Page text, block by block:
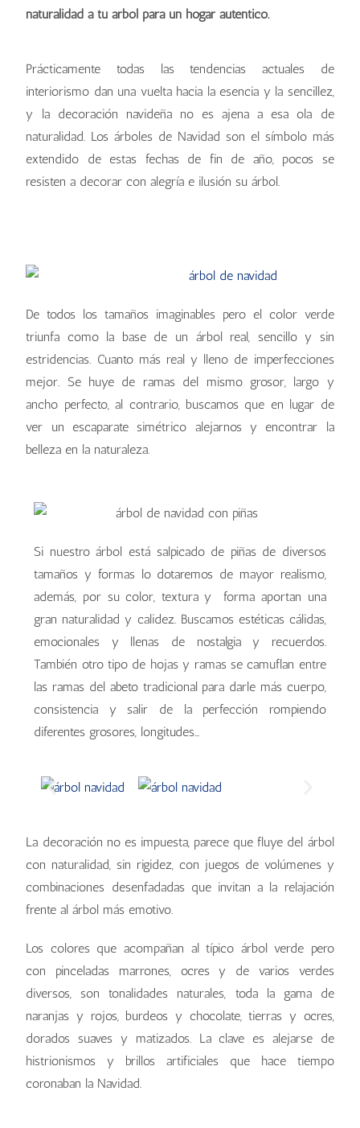
naturalidad a tu árbol para un hogar auténtico.
Prácticamente todas las tendencias actuales de
interiorismo dan una vuelta hacia la esencia y la sencillez,
y la decoración navideña no es ajena a esa ola de
naturalidad. Los árboles de Navidad son el símbolo más
extendido de estas fechas de fin de año, pocos se
resisten a decorar con alegría e ilusión su árbol.
De todos los tamaños imaginables pero el color verde
triunfa como la base de un árbol real, sencillo y sin
estridencias. Cuanto más real y lleno de imperfecciones
mejor. Se huye de ramas del mismo grosor, largo y
ancho perfecto, al contrario, buscamos que en lugar de
ver un escaparate simétrico alejarnos y encontrar la
belleza en la naturaleza.
Si nuestro árbol está salpicado de piñas de diversos
tamaños y formas lo dotaremos de mayor realismo,
además, por su color, textura y forma aportan una
gran naturalidad y calidez. Buscamos estéticas cálidas,
emocionales y llenas de nostalgia y recuerdos.
También otro tipo de hojas y ramas se camuflan entre
las ramas del abeto tradicional para darle más cuerpo,
consistencia y salir de la perfección rompiendo
diferentes grosores, longitudes...
La decoración no es impuesta, parece que fluye del árbol
con naturalidad, sin rigidez, con juegos de volúmenes y
combinaciones desenfadadas que invitan a la relajación
frente al árbol más emotivo.
Los colores que acompañan al típico árbol verde pero
con pinceladas marrones, ocres y de varios verdes
diversos, son tonalidades naturales, toda la gama de
naranjas y rojos, burdeos y chocolate, tierras y ocres,
dorados suaves y matizados. La clave es alejarse de
histrionismos y brillos artificiales que hace tiempo
coronaban la Navidad.